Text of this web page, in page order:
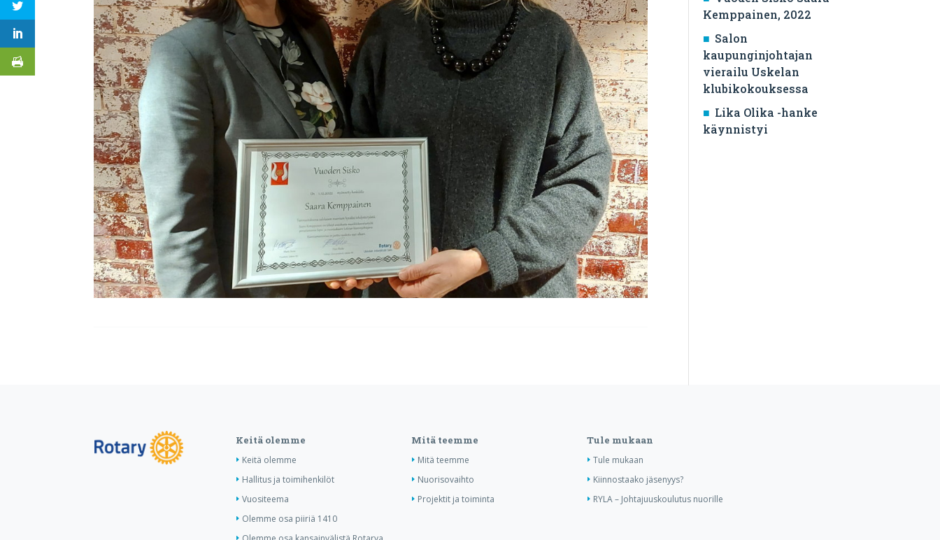
Kemppainen, 2022
Salon
kaupunginjohtajan
vierailu Uskelan
klubikokouksessa
Lika Olika -hanke
käynnistyi
Keitä olemme
Keitä olemme
Hallitus ja toimihenkilöt
Vuositeema
Olemme osa piiriä 1410
Mitä teemme
Mitä teemme
Nuorisovaihto
Projektit ja toiminta
Tule mukaan
Tule mukaan
Kiinnostaako jäsenyys?
RYLA – Johtajuuskoulutus nuorille